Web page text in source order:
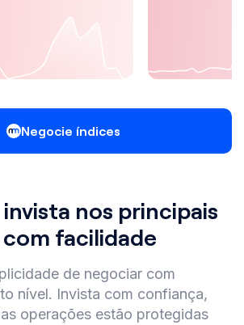
Negocie índices
nos principais
facilidade
de negociar com
nível. Invista com confiança,
operações estão protegidas